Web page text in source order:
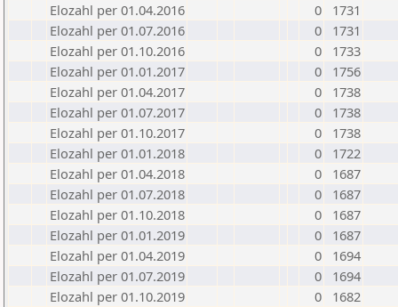
Elozahl per 01.04.2016
0
1731
Elozahl per 01.07.2016
0
1731
Elozahl per 01.10.2016
0
1733
Elozahl per 01.01.2017
0
1756
Elozahl per 01.04.2017
0
1738
Elozahl per 01.07.2017
0
1738
Elozahl per 01.10.2017
0
1738
Elozahl per 01.01.2018
0
1722
Elozahl per 01.04.2018
0
1687
Elozahl per 01.07.2018
0
1687
Elozahl per 01.10.2018
0
1687
Elozahl per 01.01.2019
0
1687
Elozahl per 01.04.2019
0
1694
Elozahl per 01.07.2019
0
1694
Elozahl per 01.10.2019
0
1682